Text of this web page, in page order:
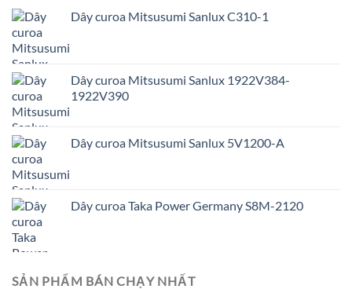
Dây curoa Mitsusumi Sanlux C310-1
Dây curoa Mitsusumi Sanlux 1922V384-
1922V390
Dây curoa Mitsusumi Sanlux 5V1200-A
Dây curoa Taka Power Germany S8M-2120
SẢN PHẨM BÁN CHẠY NHẤT